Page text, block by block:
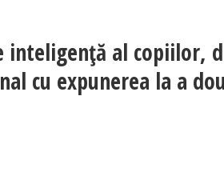
inteligență al copiilor,
cu expunerea la a